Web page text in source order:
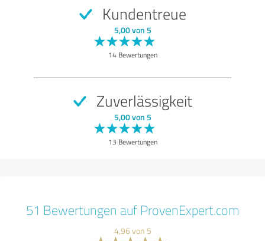
Kundentreue
5,00 von 5
14 Bewertungen
Zuverlässigkeit
5,00 von 5
13 Bewertungen
51 Bewertungen auf ProvenExpert.com
4,96 von 5